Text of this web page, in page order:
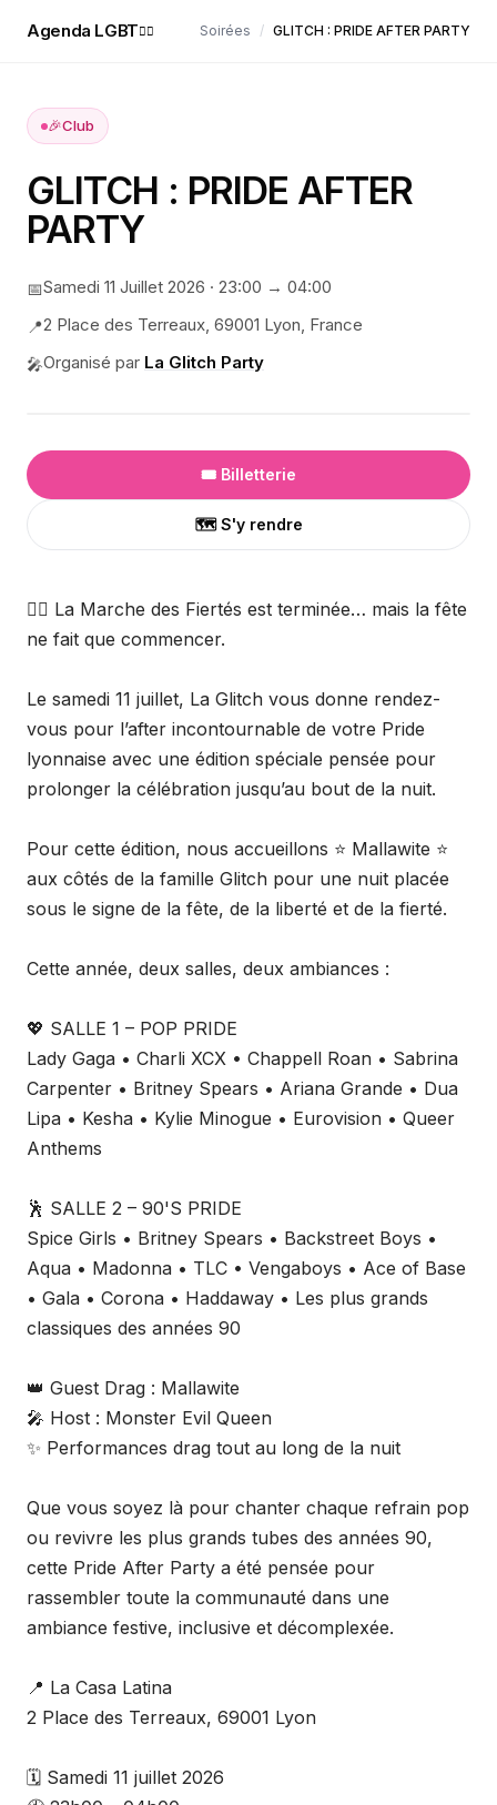
Agenda LGBT🏳️‍🌈 Soirées / GLITCH : PRIDE AFTER PARTY
🎉Club
GLITCH : PRIDE AFTER
PARTY
📅Samedi 11 Juillet 2026 · 23:00 → 04:00
📍2 Place des Terreaux, 69001 Lyon, France
🎤Organisé par La Glitch Party
🎟️ Billetterie
🗺️ S'y rendre
🏳️‍🌈 La Marche des Fiertés est terminée… mais la fête
ne fait que commencer.
Le samedi 11 juillet, La Glitch vous donne rendez-
vous pour l’after incontournable de votre Pride
lyonnaise avec une édition spéciale pensée pour
prolonger la célébration jusqu’au bout de la nuit.
Pour cette édition, nous accueillons ⭐ Mallawite ⭐
aux côtés de la famille Glitch pour une nuit placée
sous le signe de la fête, de la liberté et de la fierté.
Cette année, deux salles, deux ambiances :
💖 SALLE 1 – POP PRIDE
Lady Gaga • Charli XCX • Chappell Roan • Sabrina
Carpenter • Britney Spears • Ariana Grande • Dua
Lipa • Kesha • Kylie Minogue • Eurovision • Queer
Anthems
🕺 SALLE 2 – 90'S PRIDE
Spice Girls • Britney Spears • Backstreet Boys •
Aqua • Madonna • TLC • Vengaboys • Ace of Base
• Gala • Corona • Haddaway • Les plus grands
classiques des années 90
👑 Guest Drag : Mallawite
🎤 Host : Monster Evil Queen
✨ Performances drag tout au long de la nuit
Que vous soyez là pour chanter chaque refrain pop
ou revivre les plus grands tubes des années 90,
cette Pride After Party a été pensée pour
rassembler toute la communauté dans une
ambiance festive, inclusive et décomplexée.
📍 La Casa Latina
2 Place des Terreaux, 69001 Lyon
🗓 Samedi 11 juillet 2026